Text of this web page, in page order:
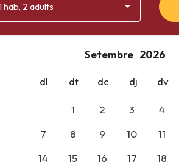
hab, 2 adults
Setembre
dl dt dc dj dv
1 2 3 4
7
8 9 10 11
14
15 16 17 18